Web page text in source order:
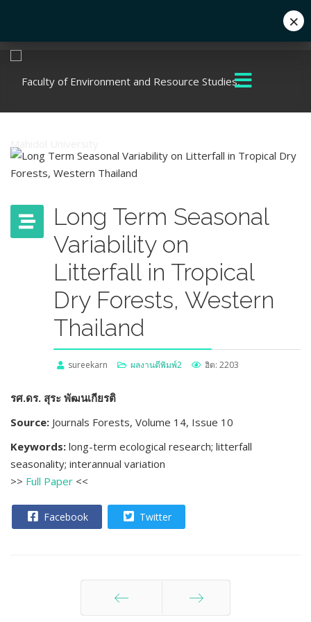
Long Term Seasonal
Variability on
Litterfall in Tropical
Dry Forests, Western
Thailand
sureekarn ผลงานตีพิมพ์2 ฮิต: 2203
รศ.ดร. สุระ พัฒนเกียรติ
Source: Journals Forests, Volume 14, Issue 10
Keywords: long-term ecological research; litterfall
seasonality; interannual variation
>> Full Paper <<
Facebook Twitter
×